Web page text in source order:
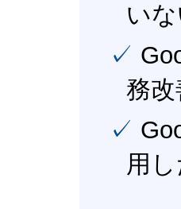
い
✓ Google Workspace（旧G Suite） を活用し、業
務
✓ Google Workspace（旧G Suite） を最大限に活
用